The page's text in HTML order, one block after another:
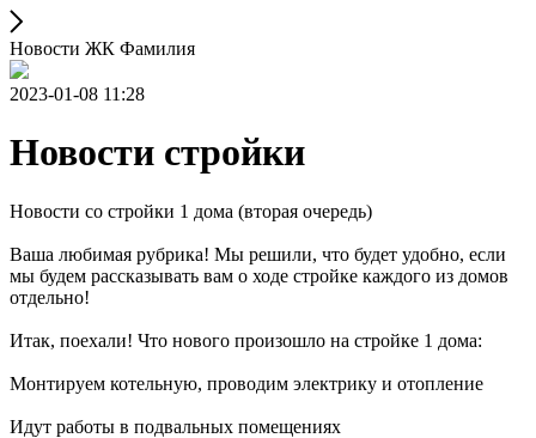
Новости ЖК Фамилия
2023-01-08 11:28
Новости стройки
Новости со стройки 1 дома (вторая очередь)
Ваша любимая рубрика! Мы решили, что будет удобно, если
мы будем рассказывать вам о ходе стройке каждого из домов
отдельно!
Итак, поехали! Что нового произошло на стройке 1 дома:
Монтируем котельную, проводим электрику и отопление
Идут работы в подвальных помещениях